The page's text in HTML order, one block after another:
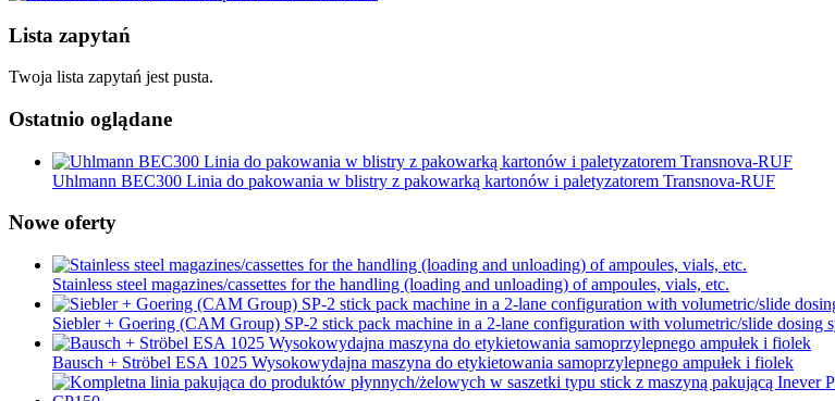
Lista zapytań
Twoja lista zapytań jest pusta.
Ostatnio oglądane
Uhlmann BEC300 Linia do pakowania w blistry z pakowarką kartonów i paletyzatorem Transnova-RUF
Nowe oferty
Stainless steel magazines/cassettes for the handling (loading and unloading) of ampoules, vials, etc.
Siebler + Goering (CAM Group) SP-2 stick pack machine in a 2-lane configuration with volumetric/slide dosing
Bausch + Ströbel ESA 1025 Wysokowydajna maszyna do etykietowania samoprzylepnego ampułek i fiolek